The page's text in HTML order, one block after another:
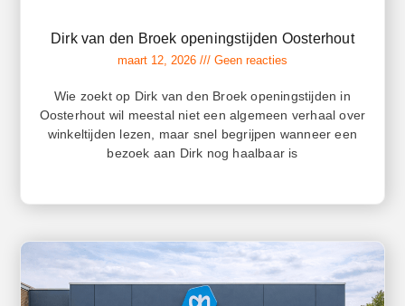
Dirk van den Broek openingstijden Oosterhout
maart 12, 2026 Geen reacties
Wie zoekt op Dirk van den Broek openingstijden in
Oosterhout wil meestal niet een algemeen verhaal over
winkeltijden lezen, maar snel begrijpen wanneer een
bezoek aan Dirk nog haalbaar is